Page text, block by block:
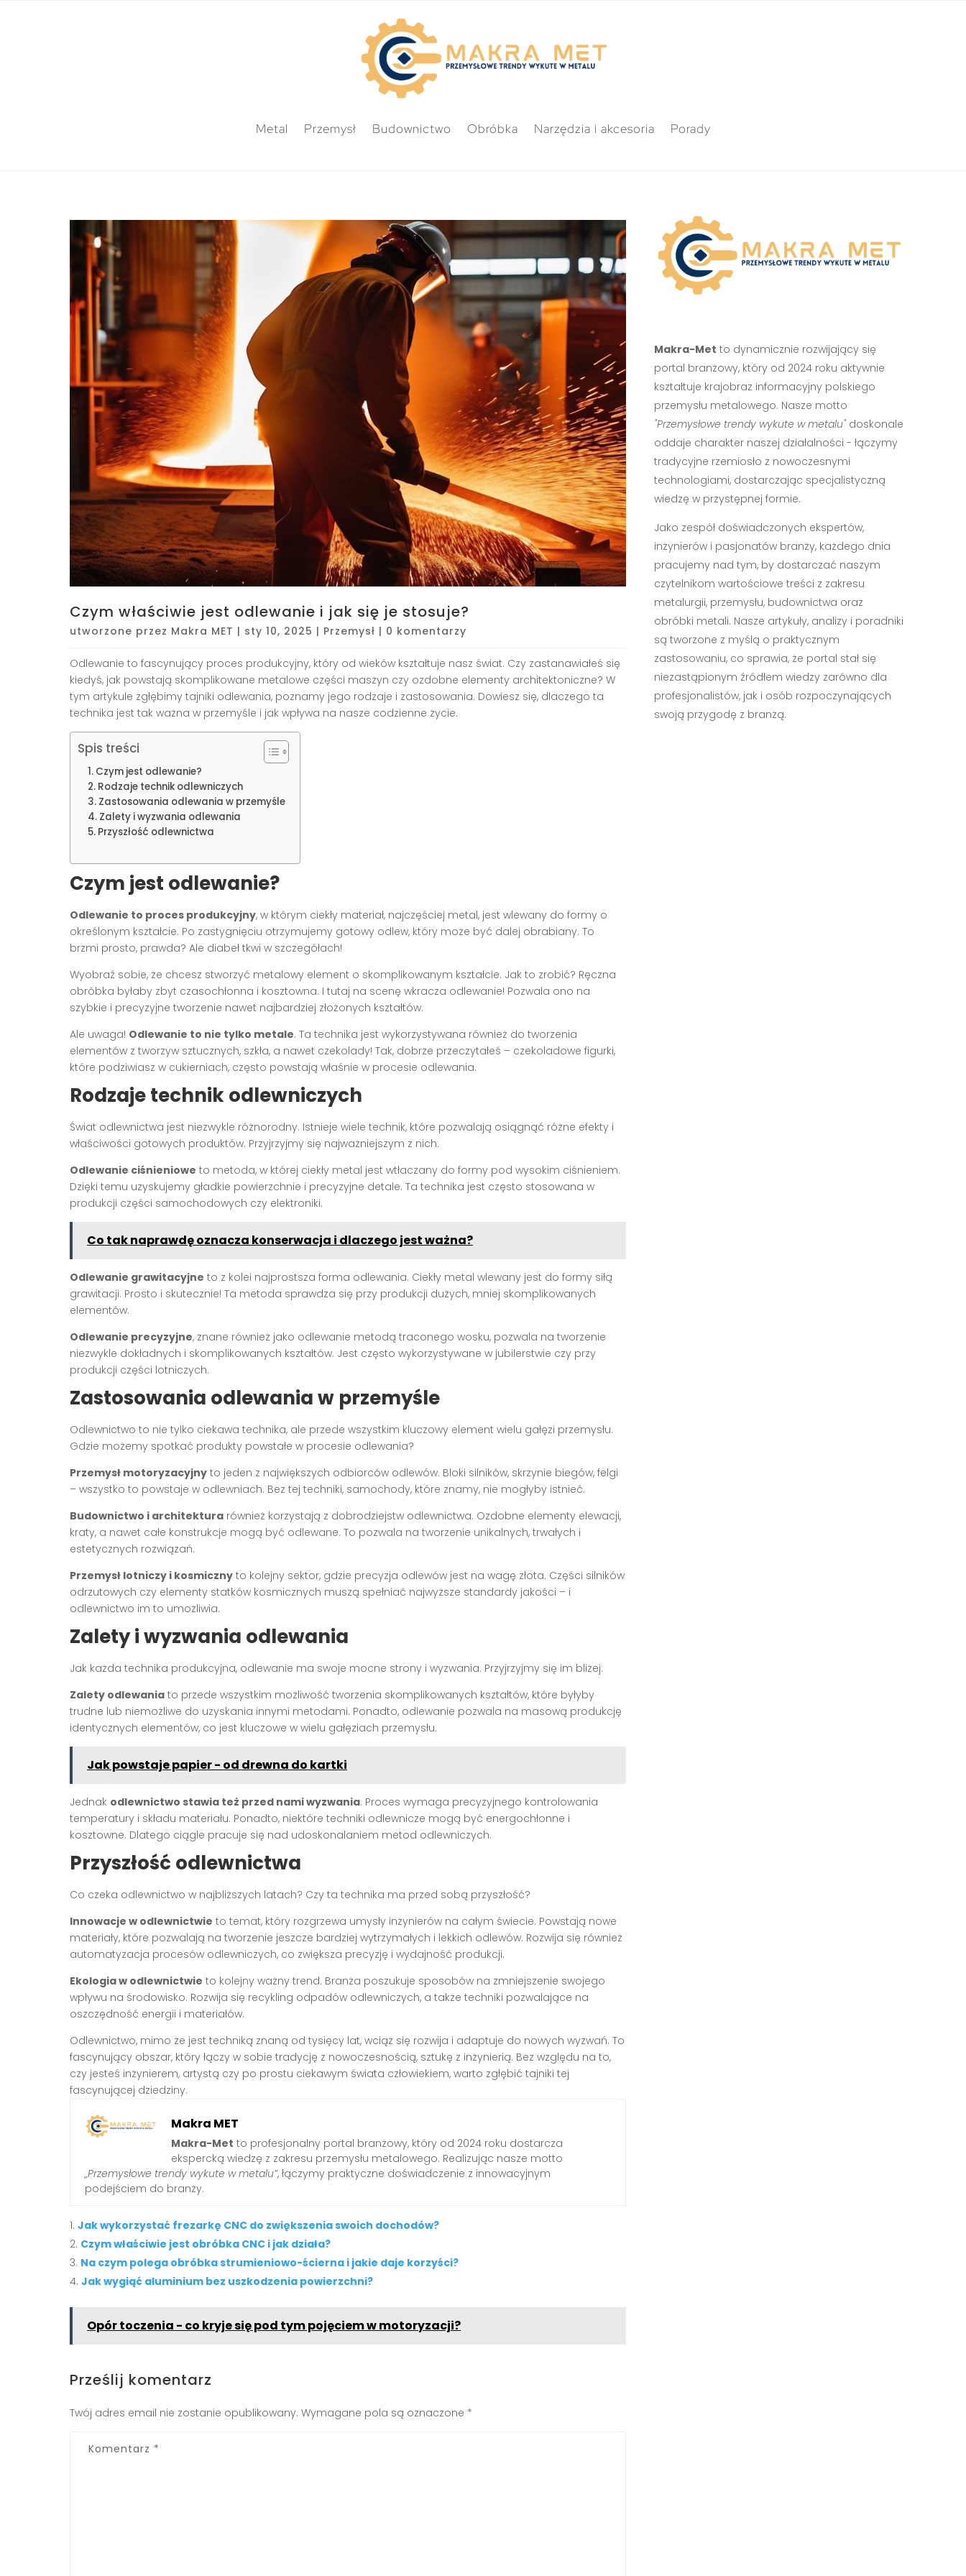
Metal Przemysł Budownictwo Obróbka Narzędzia i akcesoria Porady
Czym właściwie jest odlewanie i jak się je stosuje?
utworzone przez Makra MET | sty 10, 2025 | Przemysł | 0 komentarzy
Odlewanie to fascynujący proces produkcyjny, który od wieków kształtuje nasz świat. Czy zastanawiałeś się
kiedyś, jak powstają skomplikowane metalowe części maszyn czy ozdobne elementy architektoniczne? W
tym artykule zgłębimy tajniki odlewania, poznamy jego rodzaje i zastosowania. Dowiesz się, dlaczego ta
technika jest tak ważna w przemyśle i jak wpływa na nasze codzienne życie.
Spis treści
Czym jest odlewanie?
Rodzaje technik odlewniczych
Zastosowania odlewania w przemyśle
Zalety i wyzwania odlewania
Przyszłość odlewnictwa
Czym jest odlewanie?
Odlewanie to proces produkcyjny, w którym ciekły materiał, najczęściej metal, jest wlewany do formy o
określonym kształcie. Po zastygnięciu otrzymujemy gotowy odlew, który może być dalej obrabiany. To
brzmi prosto, prawda? Ale diabeł tkwi w szczegółach!
Wyobraź sobie, że chcesz stworzyć metalowy element o skomplikowanym kształcie. Jak to zrobić? Ręczna
obróbka byłaby zbyt czasochłonna i kosztowna. I tutaj na scenę wkracza odlewanie! Pozwala ono na
szybkie i precyzyjne tworzenie nawet najbardziej złożonych kształtów.
Ale uwaga! Odlewanie to nie tylko metale. Ta technika jest wykorzystywana również do tworzenia
elementów z tworzyw sztucznych, szkła, a nawet czekolady! Tak, dobrze przeczytałeś – czekoladowe figurki,
które podziwiasz w cukierniach, często powstają właśnie w procesie odlewania.
Rodzaje technik odlewniczych
Świat odlewnictwa jest niezwykle różnorodny. Istnieje wiele technik, które pozwalają osiągnąć różne efekty i
właściwości gotowych produktów. Przyjrzyjmy się najważniejszym z nich:
Odlewanie ciśnieniowe to metoda, w której ciekły metal jest wtłaczany do formy pod wysokim ciśnieniem.
Dzięki temu uzyskujemy gładkie powierzchnie i precyzyjne detale. Ta technika jest często stosowana w
produkcji części samochodowych czy elektroniki.
Co tak naprawdę oznacza konserwacja i dlaczego jest ważna?
Odlewanie grawitacyjne to z kolei najprostsza forma odlewania. Ciekły metal wlewany jest do formy siłą
grawitacji. Prosto i skutecznie! Ta metoda sprawdza się przy produkcji dużych, mniej skomplikowanych
elementów.
Odlewanie precyzyjne, znane również jako odlewanie metodą traconego wosku, pozwala na tworzenie
niezwykle dokładnych i skomplikowanych kształtów. Jest często wykorzystywane w jubilerstwie czy przy
produkcji części lotniczych.
Zastosowania odlewania w przemyśle
Odlewnictwo to nie tylko ciekawa technika, ale przede wszystkim kluczowy element wielu gałęzi przemysłu.
Gdzie możemy spotkać produkty powstałe w procesie odlewania?
Przemysł motoryzacyjny to jeden z największych odbiorców odlewów. Bloki silników, skrzynie biegów, felgi
– wszystko to powstaje w odlewniach. Bez tej techniki, samochody, które znamy, nie mogłyby istnieć.
Budownictwo i architektura również korzystają z dobrodziejstw odlewnictwa. Ozdobne elementy elewacji,
kraty, a nawet całe konstrukcje mogą być odlewane. To pozwala na tworzenie unikalnych, trwałych i
estetycznych rozwiązań.
Przemysł lotniczy i kosmiczny to kolejny sektor, gdzie precyzja odlewów jest na wagę złota. Części silników
odrzutowych czy elementy statków kosmicznych muszą spełniać najwyższe standardy jakości – i
odlewnictwo im to umożliwia.
Zalety i wyzwania odlewania
Jak każda technika produkcyjna, odlewanie ma swoje mocne strony i wyzwania. Przyjrzyjmy się im bliżej:
Zalety odlewania to przede wszystkim możliwość tworzenia skomplikowanych kształtów, które byłyby
trudne lub niemożliwe do uzyskania innymi metodami. Ponadto, odlewanie pozwala na masową produkcję
identycznych elementów, co jest kluczowe w wielu gałęziach przemysłu.
Jak powstaje papier - od drewna do kartki
Jednak odlewnictwo stawia też przed nami wyzwania. Proces wymaga precyzyjnego kontrolowania
temperatury i składu materiału. Ponadto, niektóre techniki odlewnicze mogą być energochłonne i
kosztowne. Dlatego ciągle pracuje się nad udoskonalaniem metod odlewniczych.
Przyszłość odlewnictwa
Co czeka odlewnictwo w najbliższych latach? Czy ta technika ma przed sobą przyszłość?
Innowacje w odlewnictwie to temat, który rozgrzewa umysły inżynierów na całym świecie. Powstają nowe
materiały, które pozwalają na tworzenie jeszcze bardziej wytrzymałych i lekkich odlewów. Rozwija się również
automatyzacja procesów odlewniczych, co zwiększa precyzję i wydajność produkcji.
Ekologia w odlewnictwie to kolejny ważny trend. Branża poszukuje sposobów na zmniejszenie swojego
wpływu na środowisko. Rozwija się recykling odpadów odlewniczych, a także techniki pozwalające na
oszczędność energii i materiałów.
Odlewnictwo, mimo że jest techniką znaną od tysięcy lat, wciąż się rozwija i adaptuje do nowych wyzwań. To
fascynujący obszar, który łączy w sobie tradycję z nowoczesnością, sztukę z inżynierią. Bez względu na to,
czy jesteś inżynierem, artystą czy po prostu ciekawym świata człowiekiem, warto zgłębić tajniki tej
fascynującej dziedziny.
Makra MET
Makra-Met to profesjonalny portal branżowy, który od 2024 roku dostarcza
ekspercką wiedzę z zakresu przemysłu metalowego. Realizując nasze motto
„Przemysłowe trendy wykute w metalu”, łączymy praktyczne doświadczenie z innowacyjnym
podejściem do branży.
Jak wykorzystać frezarkę CNC do zwiększenia swoich dochodów?
Czym właściwie jest obróbka CNC i jak działa?
Na czym polega obróbka strumieniowo-ścierna i jakie daje korzyści?
Jak wygiąć aluminium bez uszkodzenia powierzchni?
Opór toczenia - co kryje się pod tym pojęciem w motoryzacji?
Prześlij komentarz
Twój adres email nie zostanie opublikowany. Wymagane pola są oznaczone *
Makra-Met to dynamicznie rozwijający się
portal branżowy, który od 2024 roku aktywnie
kształtuje krajobraz informacyjny polskiego
przemysłu metalowego. Nasze motto
"Przemysłowe trendy wykute w metalu"doskonale
oddaje charakter naszej działalności - łączymy
tradycyjne rzemiosło z nowoczesnymi
technologiami, dostarczając specjalistyczną
wiedzę w przystępnej formie.
Jako zespół doświadczonych ekspertów,
inżynierów i pasjonatów branży, każdego dnia
pracujemy nad tym, by dostarczać naszym
czytelnikom wartościowe treści z zakresu
metalurgii, przemysłu, budownictwa oraz
obróbki metali. Nasze artykuły, analizy i poradniki
są tworzone z myślą o praktycznym
zastosowaniu, co sprawia, że portal stał się
niezastąpionym źródłem wiedzy zarówno dla
profesjonalistów, jak i osób rozpoczynających
swoją przygodę z branżą.